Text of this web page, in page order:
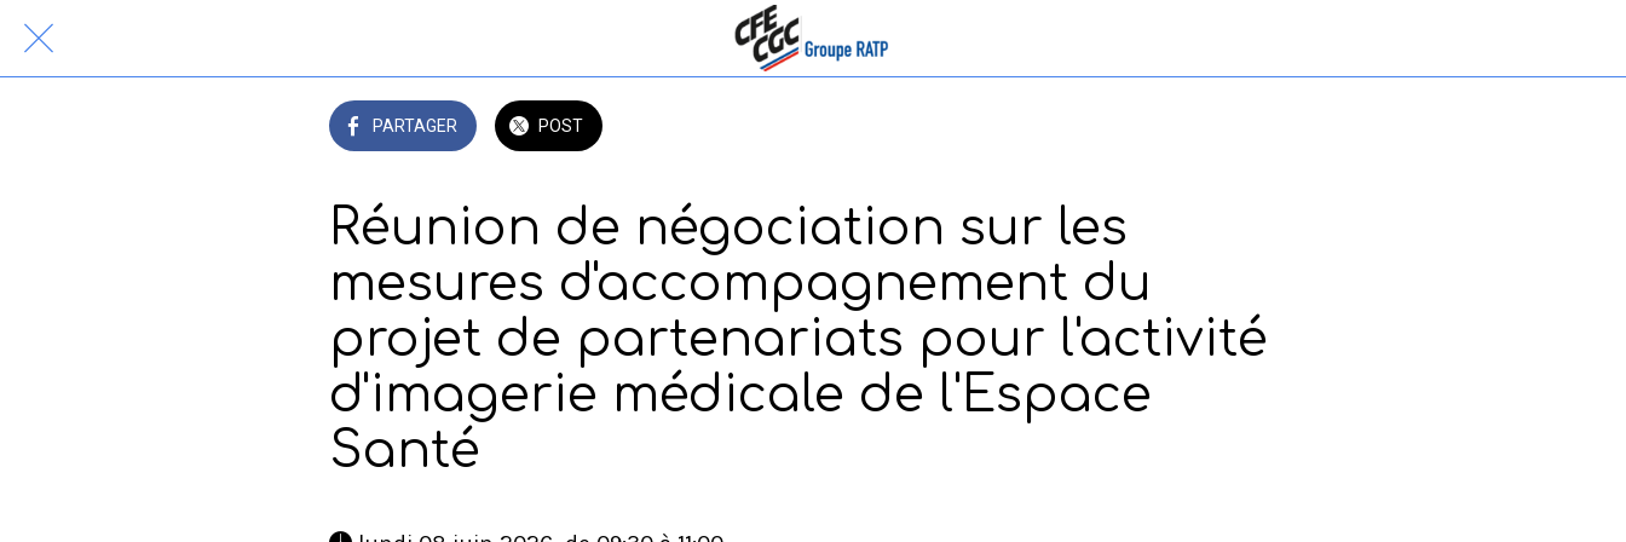
PARTAGER POST
Réunion de négociation sur les
mesures d'accompagnement du
projet de partenariats pour l'activité
d'imagerie médicale de l'Espace
Santé